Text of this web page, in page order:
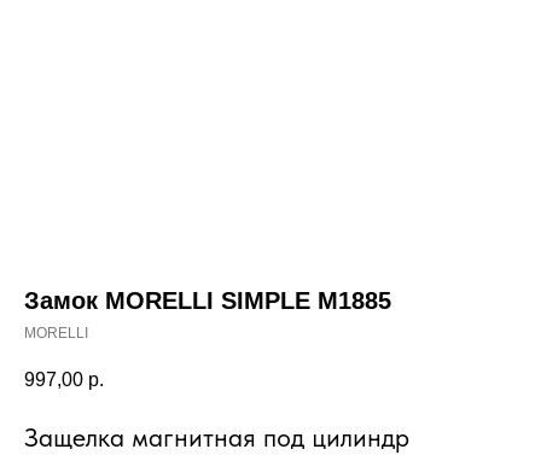
Замок MORELLI SIMPLE M1885
MORELLI
997,00 р.
Защелка магнитная под цилиндр